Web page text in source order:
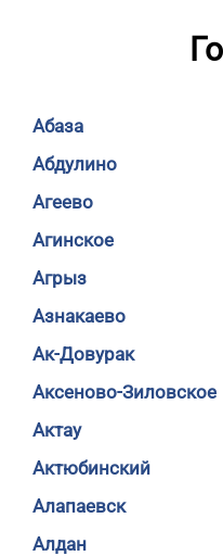
Абаза
Абдулино
Агеево
Агинское
Агрыз
Азнакаево
Ак-Довурак
Аксеново-Зиловское
Актау
Актюбинский
Алапаевск
Алдан